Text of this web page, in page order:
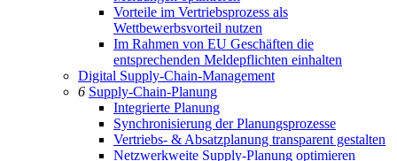
Vorteile im Vertriebsprozess als
Wettbewerbsvorteil nutzen
Im Rahmen von EU Geschäften die
entsprechenden Meldepflichten einhalten
Digital Supply-Chain-Management
6 Supply-Chain-Planung
Integrierte Planung
Synchronisierung der Planungsprozesse
Vertriebs- & Absatzplanung transparent gestalten
Netzwerkweite Supply-Planung optimieren